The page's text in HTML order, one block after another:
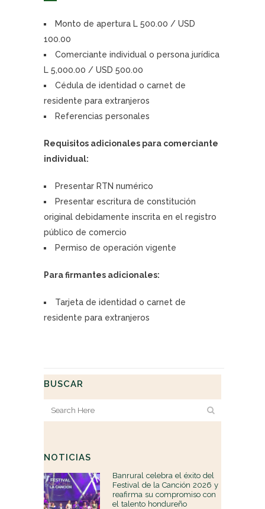
Monto de apertura L 500.00 / USD
100.00
Comerciante individual o persona jurídica
L 5,000.00 / USD 500.00
Cédula de identidad o carnet de
residente para extranjeros
Referencias personales
Requisitos adicionales para comerciante
individual:
Presentar RTN numérico
Presentar escritura de constitución
original debidamente inscrita en el registro
público de comercio
Permiso de operación vigente
Para firmantes adicionales:
Tarjeta de identidad o carnet de
residente para extranjeros
BUSCAR
NOTICIAS
Banrural celebra el éxito del
Festival de la Canción 2026 y
reafirma su compromiso con
el talento hondureño